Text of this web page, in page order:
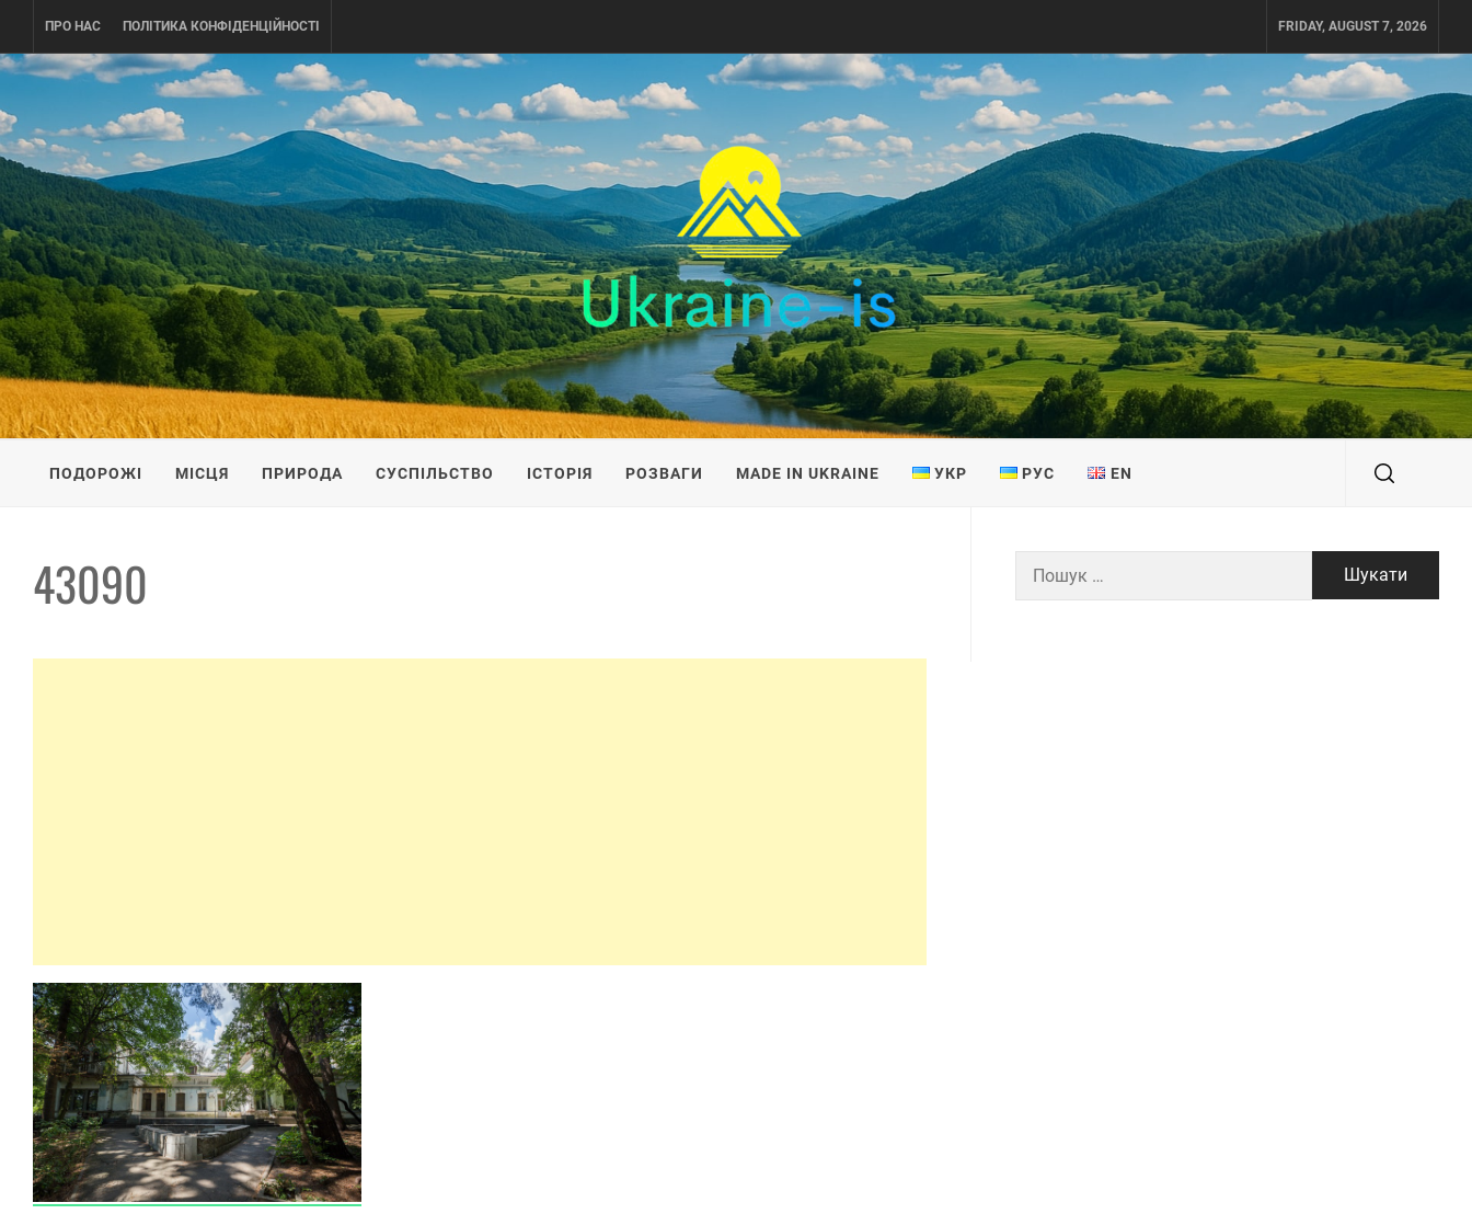
content
ПРО НАС ПОЛІТИКА КОНФІДЕНЦІЙНОСТІ FRIDAY, AUGUST 7, 2026
UKRAINE-IS
ПОДОРОЖI ПО УКРАЇНІ
ПОДОРОЖІ МІСЦЯ ПРИРОДА СУСПІЛЬСТВО ІСТОРІЯ РОЗВАГИ MADE IN UKRAINE УКР РУС EN
43090